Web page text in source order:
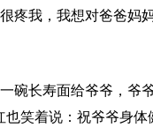
疼我，我想对爸爸妈
碗长寿面给爷爷，爷
笑着说：祝爷爷身体